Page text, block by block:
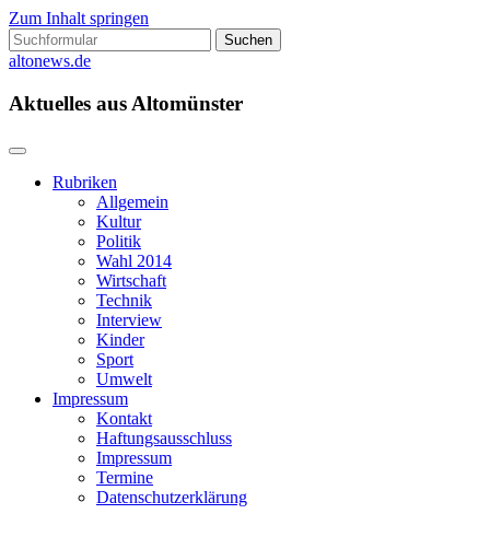
Zum Inhalt springen
Suchen
nach:
altonews.de
Aktuelles aus Altomünster
Rubriken
Allgemein
Kultur
Politik
Wahl 2014
Wirtschaft
Technik
Interview
Kinder
Sport
Umwelt
Impressum
Kontakt
Haftungsausschluss
Impressum
Termine
Datenschutzerklärung